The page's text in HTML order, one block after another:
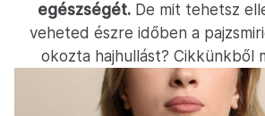
egészségét. De mit tehetsz
veheted észre időben a
okozta hajhullást? Cikkünkből